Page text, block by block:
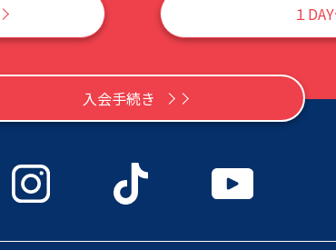
１
入会手続き